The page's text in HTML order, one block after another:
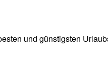
und günstigsten